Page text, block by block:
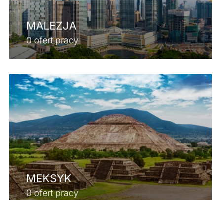
MALEZJA
0 ofert pracy
MEKSYK
0 ofert pracy